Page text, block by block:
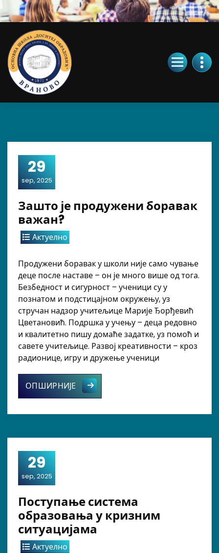
to
Content
29
sep, 2025
Зашто је продужени боравак
важан?
Актуелно
Продужени боравак у школи није само чување
деце после наставе – он је много више од тога.
Безбедност и сигурност – ученици су у
познатом и подстицајном окружењу, уз
стручан надзор учитељице Марије Ђорђевић
Цветановић. Подршка у учењу – деца редовно
и квалитетно пишу домаће задатке, уз помоћ и
савете учитељице. Развој креативности – кроз
радионице, игру и дружење ученици
ОПШИРНИЈЕ Зашто је продужени боравак
29
sep, 2025
Поступање система
образовања у кризним
ситуацијама
Актуелно